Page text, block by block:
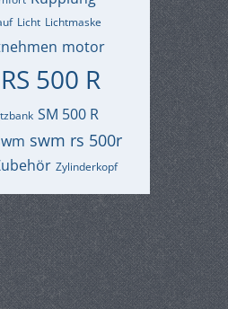
Licht Lichtmaske
motor
RS 500 R
SM 500 R
swm rs 500r
Zylinderkopf